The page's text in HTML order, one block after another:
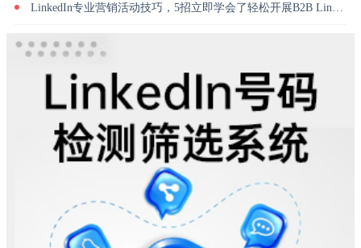
LinkedIn专业营销活动技巧，5招立即学会了轻松开展B2B LinkedIn营销活动！